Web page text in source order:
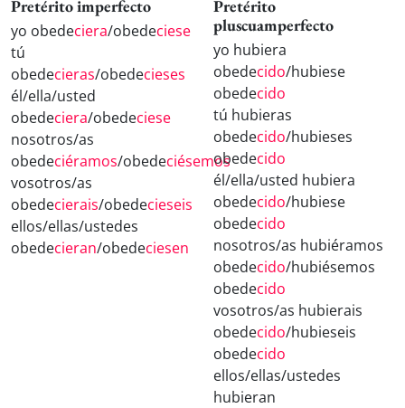
Pretérito imperfecto
yo obedeciera/obedeciese
tú
obedecieras/obedecieses
él/ella/usted
obedeciera/obedeciese
nosotros/as
obedeciéramos/obedeciésemos
vosotros/as
obedecierais/obedecieseis
ellos/ellas/ustedes
obedecieran/obedeciesen
Pretérito
pluscuamperfecto
yo hubiera
obedecido/hubiese
obedecido
tú hubieras
obedecido/hubieses
obedecido
él/ella/usted hubiera
obedecido/hubiese
obedecido
nosotros/as hubiéramos
obedecido/hubiésemos
obedecido
vosotros/as hubierais
obedecido/hubieseis
obedecido
ellos/ellas/ustedes
hubieran